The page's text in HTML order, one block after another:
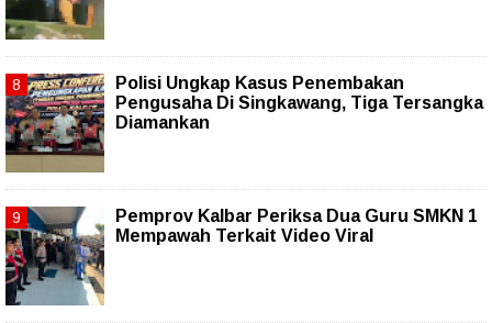
Polisi Ungkap Kasus Penembakan
Pengusaha Di Singkawang, Tiga Tersangka
Diamankan
Pemprov Kalbar Periksa Dua Guru SMKN 1
Mempawah Terkait Video Viral